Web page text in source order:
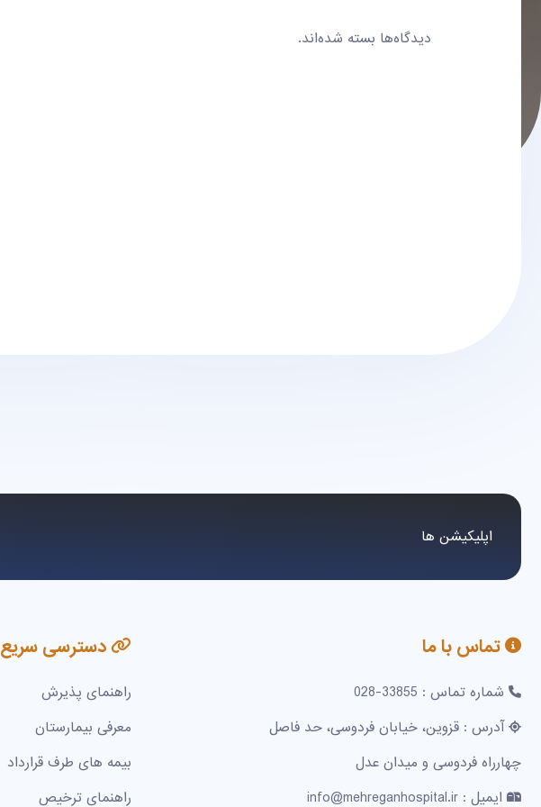
دیدگاه‌ها بسته شده‌اند.
اپلیکیشن ها
تماس با ما
شماره تماس : 33855-028
آدرس : قزوین، خیابان فردوسی، حد فاصل
چهارراه فردوسی و میدان عدل
ایمیل : info@mehreganhospital.ir
دسترسی سریع
راهنمای پذیرش
معرفی بیمارستان
بیمه های طرف قرارداد
راهنمای ترخیص